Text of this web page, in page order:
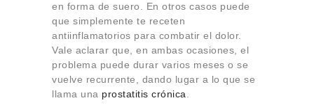
en forma de suero. En otros casos puede
que simplemente te receten
antiinflamatorios para combatir el dolor.
Vale aclarar que, en ambas ocasiones, el
problema puede durar varios meses o se
vuelve recurrente, dando lugar a lo que se
llama una prostatitis crónica